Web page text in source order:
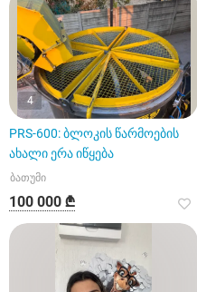
4
PRS-600: ბლოკის წარმოების
ახალი ერა იწყება
ბათუმი
100 000 ₾